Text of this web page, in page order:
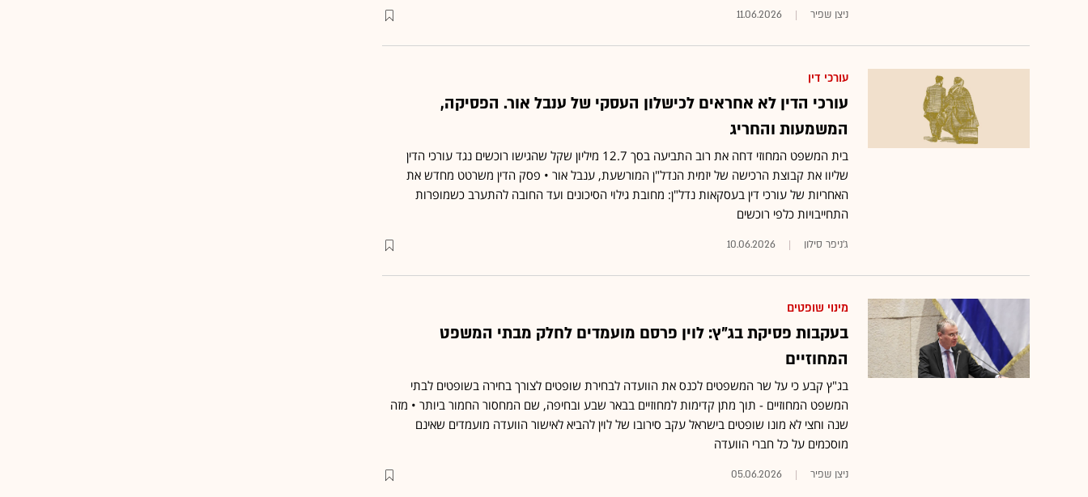
ניצן שפיר 11.06.2026
עורכי דין
עורכי הדין לא אחראים לכישלון העסקי של ענבל אור. הפסיקה,
המשמעות והחריג
בית המשפט המחוזי דחה את רוב התביעה בסך 12.7 מיליון שקל שהגישו רוכשים נגד עורכי הדין
שליוו את קבוצת הרכישה של יזמית הנדל"ן המורשעת, ענבל אור • פסק הדין משרטט מחדש את
האחריות של עורכי דין בעסקאות נדל"ן: מחובת גילוי הסיכונים ועד החובה להתערב כשמופרות
התחייבויות כלפי רוכשים
ג'ניפר סילון 10.06.2026
מינוי שופטים
בעקבות פסיקת בג"ץ: לוין פרסם מועמדים לחלק מבתי המשפט
המחוזיים
בג"ץ קבע כי על שר המשפטים לכנס את הוועדה לבחירת שופטים לצורך בחירה בשופטים לבתי
המשפט המחוזיים - תוך מתן קדימות למחוזיים בבאר שבע ובחיפה, שם המחסור החמור ביותר • מזה
שנה וחצי לא מונו שופטים בישראל עקב סירובו של לוין להביא לאישור הוועדה מועמדים שאינם
מוסכמים על כל חברי הוועדה
ניצן שפיר 05.06.2026